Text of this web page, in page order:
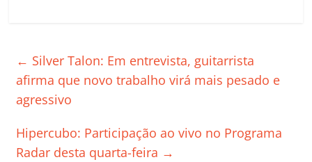
e
b
o
k
er l s
A
e
dI
gl
e
a
ss
y
Li
p
ar
ar
← Silver Talon: Em entrevista, guitarrista
afirma que novo trabalho virá mais pesado e
agressivo
Hipercubo: Participação ao vivo no Programa
Radar desta quarta-feira →